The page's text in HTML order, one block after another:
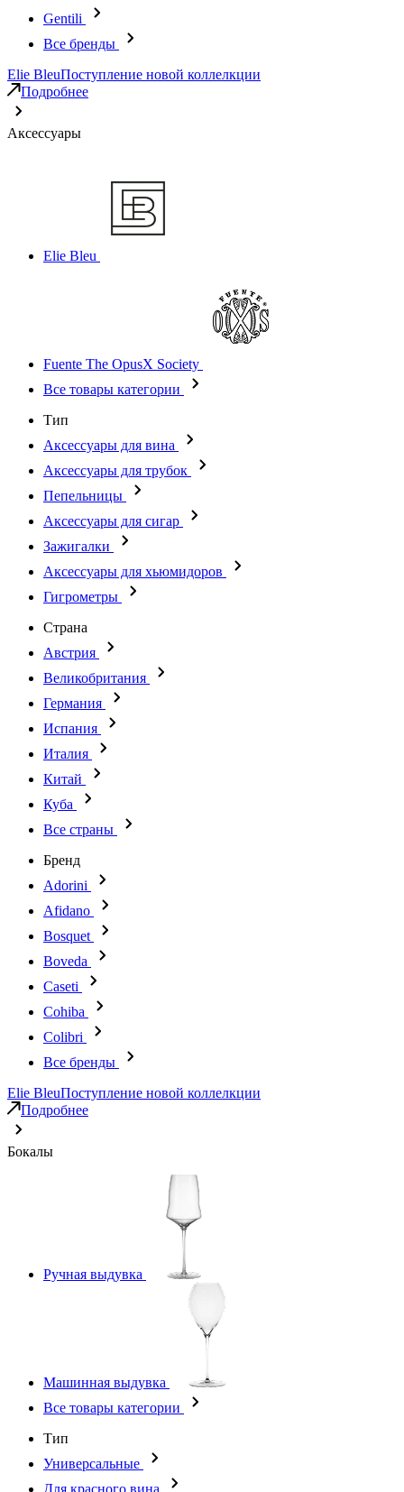
Gentili
Все бренды
Elie BleuПоступление новой коллелкции
Подробнее
Аксессуары
Elie Bleu
Fuente The OpusX Society
Все товары категории
Тип
Аксессуары для вина
Аксессуары для трубок
Пепельницы
Аксессуары для сигар
Зажигалки
Аксессуары для хьюмидоров
Гигрометры
Страна
Австрия
Великобритания
Германия
Испания
Италия
Китай
Куба
Все страны
Бренд
Adorini
Afidano
Bosquet
Boveda
Caseti
Cohiba
Colibri
Все бренды
Elie BleuПоступление новой коллелкции
Подробнее
Бокалы
Ручная выдувка
Машинная выдувка
Все товары категории
Тип
Универсальные
Для красного вина